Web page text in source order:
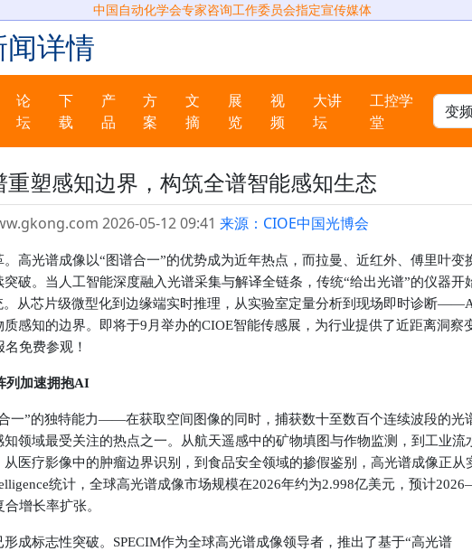
中国自动化学会专家咨询工作委员会指定宣传媒体
闻详情
论
坛
下
载
产
品
方
案
文
摘
展
览
视
频
大讲
坛
工控学
堂
重塑感知边界，构筑全谱智能感知生态
2026-05-12 09:41 来源：CIOE中国光博会
高光谱成像以“图谱合一”的优势成为近年热点，而拉曼、近红外、傅里叶变
破。当人工智能深度融入光谱采集与解译全链条，传统“给出光谱”的仪器开
。从芯片级微型化到边缘端实时推理，从实验室定量分析到现场即时诊断
感知的边界。 即将于9月举办的CIOE智能传感展，为行业提供了近距离洞察
名免费参观！
列加速拥抱AI
一”的独特能力——在获取空间图像的同时，捕获数十至数百个连续波段的光
领域最受关注的热点之一。从航天遥感中的矿物填图与作物监测，到工业流
医疗影像中的肿瘤边界识别，到食品安全领域的掺假鉴别，高光谱成像正从
统计，全球高光谱成像市场规模在2026年约为2.998亿美元，预计
增长率扩张。
成标志性突破。 SPECIM作为全球高光谱成像领导者，推出了基于“高光谱